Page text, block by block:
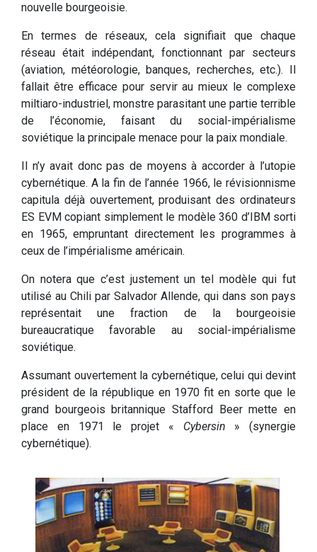
nouvelle bourgeoisie.
En termes de réseaux, cela signifiait que chaque
réseau était indépendant, fonctionnant par secteurs
(aviation, météorologie, banques, recherches, etc.). Il
fallait être efficace pour servir au mieux le complexe
miltiaro-industriel, monstre parasitant une partie terrible
de l’économie, faisant du social-impérialisme
soviétique la principale menace pour la paix mondiale.
Il n’y avait donc pas de moyens à accorder à l’utopie
cybernétique. A la fin de l’année 1966, le révisionnisme
capitula déjà ouvertement, produisant des ordinateurs
ES EVM copiant simplement le modèle 360 d’IBM sorti
en 1965, empruntant directement les programmes à
ceux de l’impérialisme américain.
On notera que c’est justement un tel modèle qui fut
utilisé au Chili par Salvador Allende, qui dans son pays
représentait une fraction de la bourgeoisie
bureaucratique favorable au social-impérialisme
soviétique.
Assumant ouvertement la cybernétique, celui qui devint
président de la république en 1970 fit en sorte que le
grand bourgeois britannique Stafford Beer mette en
place en 1971 le projet « Cybersin » (synergie
cybernétique).